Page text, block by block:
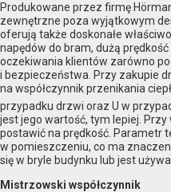
Produkowane przez firmę
zewnętrzne poza wyjątkowym
oferują także doskonałe
napędów do bram, dużą
oczekiwania klientów zarówno
i bezpieczeństwa. Przy zakupie
na współczynnik przenikania
przypadku drzwi oraz U w
jest jego wartość, tym lepiej.
postawić na prędkość. Parametr
w pomieszczeniu, co ma
się w bryle budynku lub jest
Mistrzowski współczynnik